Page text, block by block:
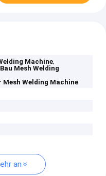
Machine,
Mesh Welding
Welding Machine
an